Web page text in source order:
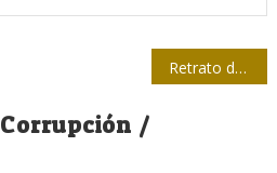
Retrato de Ernesto Ver(d)a(d)
Corrupción /